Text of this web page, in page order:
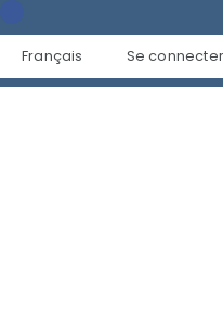
Français Se connecter